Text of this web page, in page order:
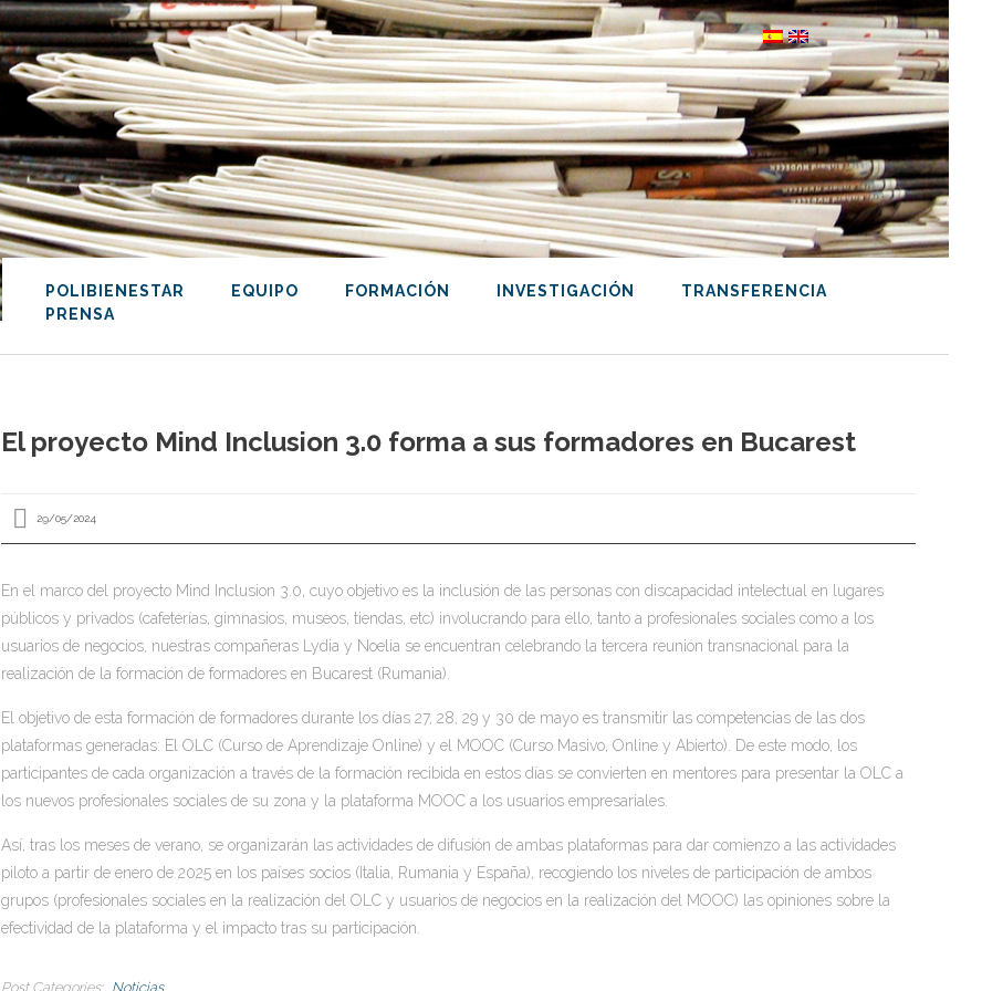
POLIBIENESTAR EQUIPO FORMACIÓN INVESTIGACIÓN
TRANSFERENCIA
PRENSA
El proyecto Mind Inclusion 3.0 forma a sus formadores en Bucarest
29/05/2024
En el marco del proyecto Mind Inclusion 3.0, cuyo objetivo es la inclusión de las personas con discapacidad intelectual en lugares
públicos y privados (cafeterías, gimnasios, museos, tiendas, etc) involucrando para ello, tanto a profesionales sociales como a los
usuarios de negocios, nuestras compañeras Lydia y Noelia se encuentran celebrando la tercera reunión transnacional para la
realización de la formación de formadores en Bucarest (Rumania).
El objetivo de esta formación de formadores durante los días 27, 28, 29 y 30 de mayo es transmitir las competencias de las dos
plataformas generadas: El OLC (Curso de Aprendizaje Online) y el MOOC (Curso Masivo, Online y Abierto). De este modo, los
participantes de cada organización a través de la formación recibida en estos días se convierten en mentores para presentar la OLC a
los nuevos profesionales sociales de su zona y la plataforma MOOC a los usuarios empresariales.
Así, tras los meses de verano, se organizarán las actividades de difusión de ambas plataformas para dar comienzo a las actividades
piloto a partir de enero de 2025 en los países socios (Italia, Rumania y España), recogiendo los niveles de participación de ambos
grupos (profesionales sociales en la realización del OLC y usuarios de negocios en la realización del MOOC) las opiniones sobre la
efectividad de la plataforma y el impacto tras su participación.
Post Categories Noticias